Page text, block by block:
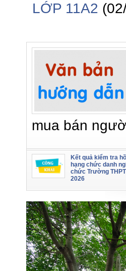
LỚP 11A2
mua bán
Kết quả kiểm tra
hạng chức danh
chức Trường
2026